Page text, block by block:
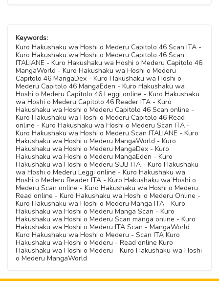
Keywords:
Kuro Hakushaku wa Hoshi o Mederu Capitolo 46 Scan ITA -
Kuro Hakushaku wa Hoshi o Mederu Capitolo 46 Scan
ITALIANE - Kuro Hakushaku wa Hoshi o Mederu Capitolo 46
MangaWorld - Kuro Hakushaku wa Hoshi o Mederu
Capitolo 46 MangaDex - Kuro Hakushaku wa Hoshi o
Mederu Capitolo 46 MangaEden - Kuro Hakushaku wa
Hoshi o Mederu Capitolo 46 Leggi online - Kuro Hakushaku
wa Hoshi o Mederu Capitolo 46 Reader ITA - Kuro
Hakushaku wa Hoshi o Mederu Capitolo 46 Scan online -
Kuro Hakushaku wa Hoshi o Mederu Capitolo 46 Read
online - Kuro Hakushaku wa Hoshi o Mederu Scan ITA -
Kuro Hakushaku wa Hoshi o Mederu Scan ITALIANE - Kuro
Hakushaku wa Hoshi o Mederu MangaWorld - Kuro
Hakushaku wa Hoshi o Mederu MangaDex - Kuro
Hakushaku wa Hoshi o Mederu MangaEden - Kuro
Hakushaku wa Hoshi o Mederu SUB ITA - Kuro Hakushaku
wa Hoshi o Mederu Leggi online - Kuro Hakushaku wa
Hoshi o Mederu Reader ITA - Kuro Hakushaku wa Hoshi o
Mederu Scan online - Kuro Hakushaku wa Hoshi o Mederu
Read online - Kuro Hakushaku wa Hoshi o Mederu Online -
Kuro Hakushaku wa Hoshi o Mederu Manga ITA - Kuro
Hakushaku wa Hoshi o Mederu Manga Scan - Kuro
Hakushaku wa Hoshi o Mederu Scan manga online - Kuro
Hakushaku wa Hoshi o Mederu ITA Scan - MangaWorld
Kuro Hakushaku wa Hoshi o Mederu - Scan ITA Kuro
Hakushaku wa Hoshi o Mederu - Read online Kuro
Hakushaku wa Hoshi o Mederu - Kuro Hakushaku wa Hoshi
o Mederu MangaWorld